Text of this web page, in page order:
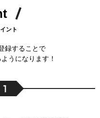
ント
録することで
うになります！